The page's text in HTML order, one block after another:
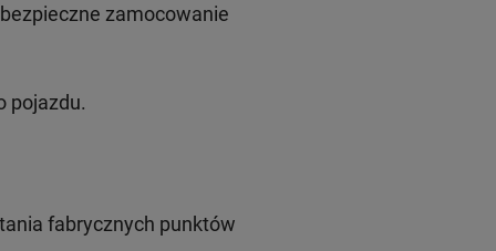
zamocowanie
pojazdu.
fabrycznych punktów